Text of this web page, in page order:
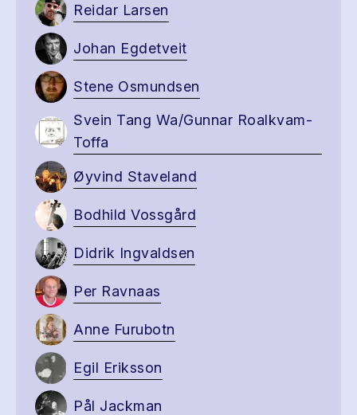
Reidar Larsen
Johan Egdetveit
Stene Osmundsen
Svein Tang Wa/Gunnar Roalkvam-
Toffa
Øyvind Staveland
Bodhild Vossgård
Didrik Ingvaldsen
Per Ravnaas
Anne Furubotn
Egil Eriksson
Pål Jackman